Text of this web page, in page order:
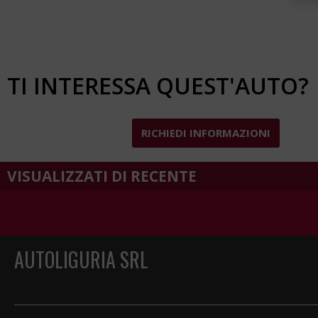
TI INTERESSA QUEST'AUTO?
RICHIEDI INFORMAZIONI
VISUALIZZATI DI RECENTE
AUTOLIGURIA SRL